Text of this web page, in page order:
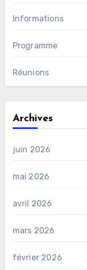
Informations
Programme
Réunions
Archives
juin 2026
mai 2026
avril 2026
mars 2026
février 2026